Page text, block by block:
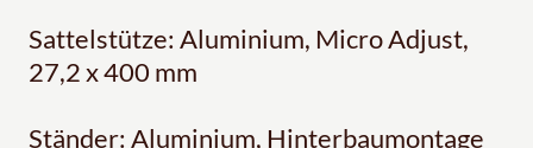
Sattelstütze: Aluminium, Micro Adjust,
27,2 x 400 mm
Ständer: Aluminium, Hinterbaumontage